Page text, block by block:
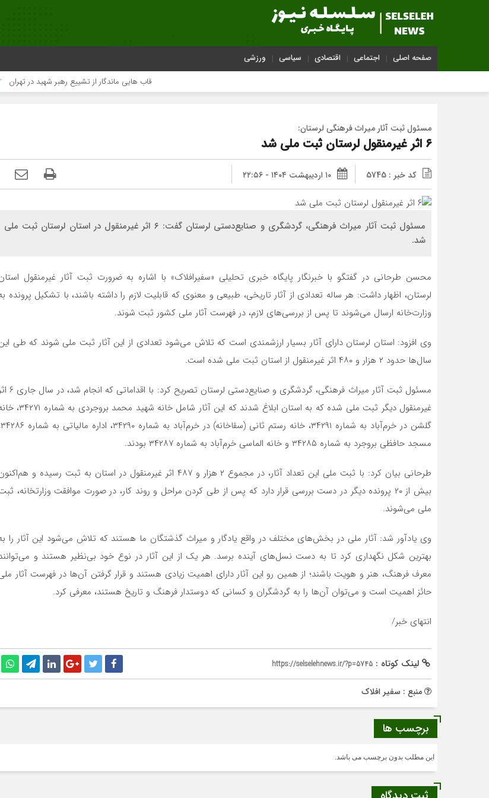
صفحه اصلی اجتماعی اقتصادی سیاسی ورزشی
قاب هایی ماندگار از تشییع رهبر شهید در تهران
مسئول ثبت آثار میراث فرهنگی لرستان:
۶ اثر غیرمنقول لرستان ثبت ملی شد
کد خبر : 5745 ۱۰ اردیبهشت ۱۴۰۴ - ۲۲:۵۶
مسئول ثبت آثار میراث فرهنگی، گردشگری و صنایع‌دستی لرستان گفت: ۶ اثر غیرمنقول در استان لرستان ثبت ملی
شد.
محسن طرحانی در گفتگو با خبرنگار پایگاه خبری تحلیلی «سفیرافلاک» با اشاره به ضرورت ثبت آثار غیرمنقول
لرستان، اظهار داشت: هر ساله تعدادی از آثار تاریخی، طبیعی و معنوی که قابلیت لازم را داشته باشند، با تشکیل پرونده
وزارت‌خانه ارسال می‌شوند تا پس از بررسی‌های لازم، در فهرست آثار ملی کشور ثبت شوند.
وی افزود: استان لرستان دارای آثار بسیار ارزشمندی است که تلاش می‌شود تعدادی از این آثار ثبت ملی شوند که طی
سال‌ها حدود ۲ هزار و ۴۸۰ اثر غیرمنقول از استان ثبت ملی شده است.
مسئول ثبت آثار میراث فرهنگی، گردشگری و صنایع‌دستی لرستان تصریح کرد: با اقداماتی که انجام شد، در سال جاری ۶ اثر
غیرمنقول دیگر ثبت ملی شده که به استان ابلاغ شدند که این آثار شامل خانه شهید محمد بروجردی
گلشن در خرم‌آباد به شماره ۳۴۲۹۱، خانه
مسجد حافظی بروجرد به شماره ۳۴۲۸۵ و خانه الماسی خرم‌آباد به شماره ۳۴۲۸۷ بودند.
طرحانی بیان کرد: با ثبت ملی این تعداد آثار، در مجموع ۲ هزار و ۴۸۷ اثر غیرمنقول در استان به ثبت رسیده و
بیش از ۲۰ پرونده دیگر در دست بررسی قرار دارد که پس از طی کردن مراحل و روند کار، در صورت موافقت وزارتخانه،
ملی می‌شوند.
وی یادآور شد: آثار ملی در بخش‌های مختلف در واقع یادگار و میراث گذشتگان ما هستند که تلاش می‌شود این آثار را
بهترین شکل نگهداری کرد تا به دست نسل‌های آینده برسد. هر یک از این آثار در نوع خود بی‌نظیر هستند و
معرف فرهنگ، هنر و هویت باشند؛ از همین رو این آثار دارای اهمیت زیادی هستند و قرار گرفتن آن‌ها در فهرست آثار
حائز اهمیت است و می‌توان آن‌ها را به گردشگران و کسانی که دوستدار فرهنگ و تاریخ هستند، معرفی کرد.
انتهای خبر/
لینک کوتاه : https://selselehnews.ir/?p=5745
منبع : سفیر افلاک
برچسب ها
این مطلب بدون برچسب می باشد.